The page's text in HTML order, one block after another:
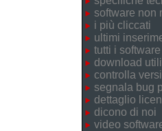
software non
i più cliccati
ultimi
tutti i software
download
controlla
segnala bug
dettaglio
dicono di noi
video